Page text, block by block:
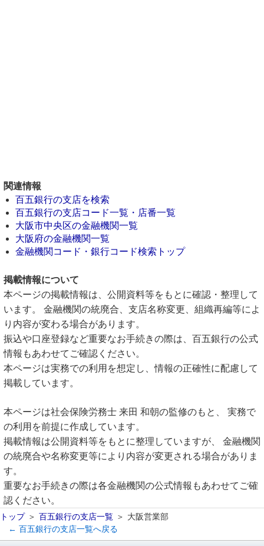
関連情報
百五銀行の支店を検索
百五銀行の支店コード一覧・店番一覧
大阪市中央区の金融機関一覧
大阪府の金融機関一覧
金融機関コード・銀行コード検索トップ
掲載情報について
本ページの掲載情報は、公開資料等をもとに確認・整理して
います。 金融機関の統廃合、支店名称変更、組織再編等によ
り内容が変わる場合があります。
振込や口座登録など重要なお手続きの際は、百五銀行の公式
情報もあわせてご確認ください。
本ページは実務での利用を想定し、情報の正確性に配慮して
掲載しています。
本ページは社会保険労務士 来田 和朝の監修のもと、 実務で
の利用を前提に作成しています。
掲載情報は公開資料等をもとに整理していますが、 金融機関
の統廃合や名称変更等により内容が変更される場合がありま
す。
重要なお手続きの際は各金融機関の公式情報もあわせてご確
認ください。
トップ 百五銀行の支店一覧
大阪営業部
← 百五銀行の支店一覧へ戻る